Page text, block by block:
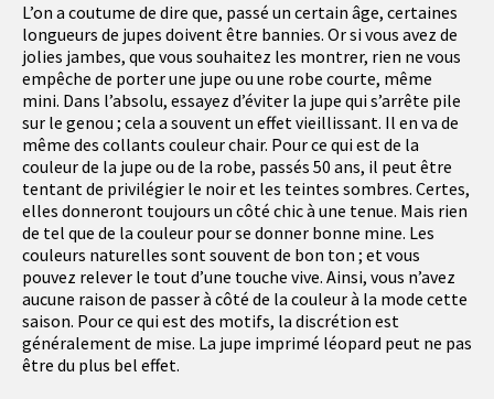
L’on a coutume de dire que, passé un certain âge, certaines
longueurs de jupes doivent être bannies. Or si vous avez de
jolies jambes, que vous souhaitez les montrer, rien ne vous
empêche de porter une jupe ou une robe courte, même
mini. Dans l’absolu, essayez d’éviter la jupe qui s’arrête pile
sur le genou ; cela a souvent un effet vieillissant. Il en va de
même des collants couleur chair. Pour ce qui est de la
couleur de la jupe ou de la robe, passés 50 ans, il peut être
tentant de privilégier le noir et les teintes sombres. Certes,
elles donneront toujours un côté chic à une tenue. Mais rien
de tel que de la couleur pour se donner bonne mine. Les
couleurs naturelles sont souvent de bon ton ; et vous
pouvez relever le tout d’une touche vive. Ainsi, vous n’avez
aucune raison de passer à côté de la couleur à la mode cette
saison. Pour ce qui est des motifs, la discrétion est
généralement de mise. La jupe imprimé léopard peut ne pas
être du plus bel effet.